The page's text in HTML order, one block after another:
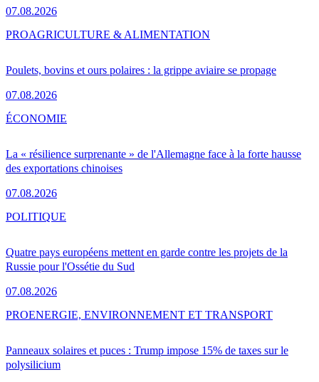
07.08.2026
Poulets, bovins et ours polaires : la grippe aviaire se propage
07.08.2026
PROAGRICULTURE & ALIMENTATION
La « résilience surprenante » de l'Allemagne face à la forte hausse
des exportations chinoises
07.08.2026
ÉCONOMIE
Quatre pays européens mettent en garde contre les projets de la
Russie pour l'Ossétie du Sud
07.08.2026
POLITIQUE
Panneaux solaires et puces : Trump impose 15% de taxes sur le
polysilicium
PROENERGIE, ENVIRONNEMENT ET TRANSPORT